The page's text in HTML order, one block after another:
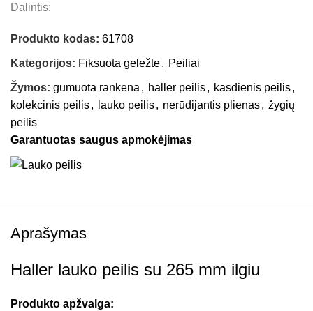
Dalintis:
Produkto kodas:61708
Kategorijos: Fiksuota geležte, Peiliai
Žymos: gumuota rankena , haller peilis, kasdienis peilis,
kolekcinis peilis, lauko peilis, nerūdijantis plienas, žygių
peilis
Garantuotas saugus apmokėjimas
Aprašymas
Haller lauko peilis su 265 mm ilgiu
Produkto apžvalga: